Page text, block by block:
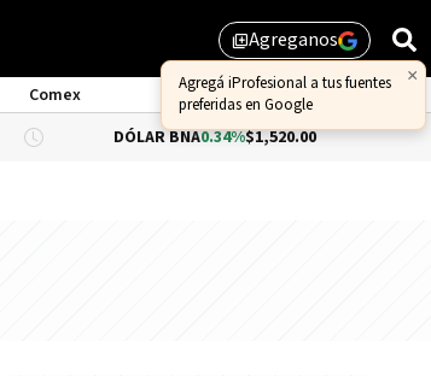
library_addAgreganos
Comex
DÓLAR BNA 0.34%$1,520.00 DÓLAR